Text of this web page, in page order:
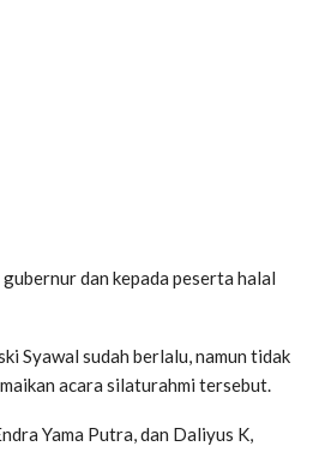
dan kepada peserta halal
Syawal sudah berlalu, namun tidak
acara silaturahmi tersebut.
Yama Putra, dan Daliyus K,